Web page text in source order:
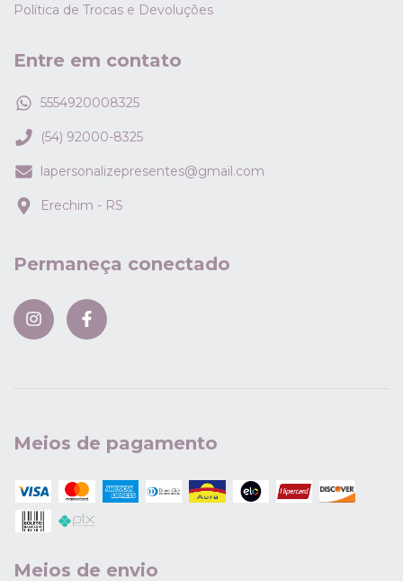
Política de Trocas e Devoluções
Entre em contato
5554920008325
(54) 92000-8325
lapersonalizepresentes@gmail.com
Erechim - RS
Permaneça conectado
Meios de pagamento
Meios de envio